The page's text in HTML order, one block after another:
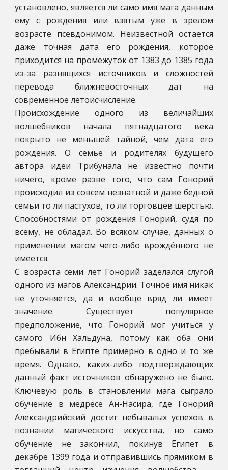
установлено, является ли само имя мага данным
ему с рождения или взятым уже в зрелом
возрасте псевдонимом. Неизвестной остаётся
даже точная дата его рождения, которое
приходится на промежуток от 1383 до 1385 года
из-за разнящихся источников и сложностей
перевода ближневосточных дат на
современное летоисчисление.
Происхождение одного из величайших
волшебников начала пятнадцатого века
покрыто не меньшей тайной, чем дата его
рождения. О семье и родителях будущего
автора идеи Трибунала не известно почти
ничего, кроме разве того, что сам Гонорий
происходил из совсем незнатной и даже бедной
семьи то ли пастухов, то ли торговцев шерстью.
Способностями от рождения Гонорий, судя по
всему, не обладал. Во всяком случае, данных о
применении магом чего-либо врождённого не
имеется.
С возраста семи лет Гонорий заделался слугой
одного из магов Александрии. Точное имя никак
не уточняется, да и вообще вряд ли имеет
значение. Существует популярное
предположение, что Гонорий мог учиться у
самого Ибн Хальдуна, потому как оба они
пребывали в Египте примерно в одно и то же
время. Однако, каких-либо подтверждающих
данный факт источников обнаружено не было.
Ключевую роль в становлении мага сыграло
обучение в медресе Ан-Насира, где Гонорий
Александрийский достиг небывалых успехов в
познании магического искусства, но само
обучение не закончил, покинув Египет в
декабре 1399 года и отправившись прямиком в